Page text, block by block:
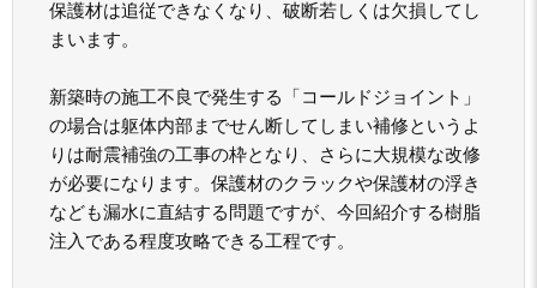
保護材は追従できなくなり、破断若しくは欠損してし
まいます。
新築時の施工不良で発生する「コールドジョイント」
の場合は躯体内部までせん断してしまい補修というよ
りは耐震補強の工事の枠となり、さらに大規模な改修
が必要になります。保護材のクラックや保護材の浮き
なども漏水に直結する問題ですが、今回紹介する樹脂
注入である程度攻略できる工程です。